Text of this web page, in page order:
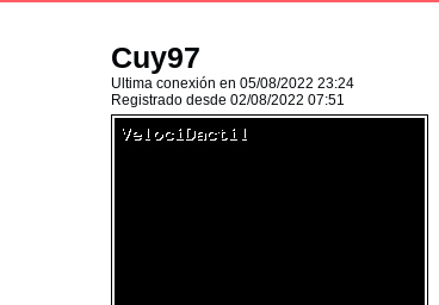
Cuy97
Ultima conexión en 05/08/2022 23:24
Registrado desde 02/08/2022 07:51